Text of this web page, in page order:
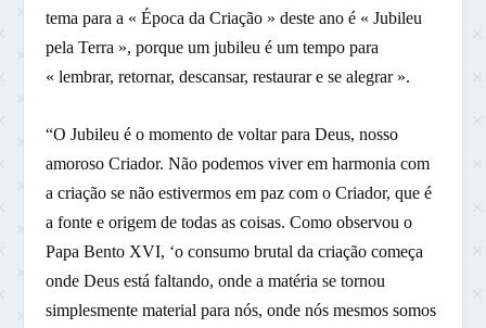
tema para a « Época da Criação » deste ano é « Jubileu
pela Terra », porque um jubileu é um tempo para
« lembrar, retornar, descansar, restaurar e se alegrar ».
“O Jubileu é o momento de voltar para Deus, nosso
amoroso Criador. Não podemos viver em harmonia com
a criação se não estivermos em paz com o Criador, que é
a fonte e origem de todas as coisas. Como observou o
Papa Bento XVI, ‘o consumo brutal da criação começa
onde Deus está faltando, onde a matéria se tornou
simplesmente material para nós, onde nós mesmos somos